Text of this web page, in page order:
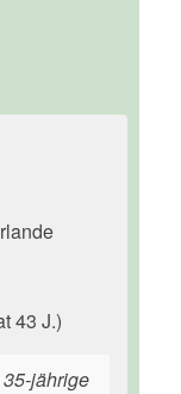
43 J.)
jährige